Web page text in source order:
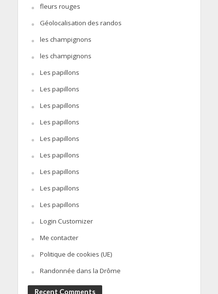
fleurs rouges
Géolocalisation des randos
les champignons
les champignons
Les papillons
Les papillons
Les papillons
Les papillons
Les papillons
Les papillons
Les papillons
Les papillons
Les papillons
Login Customizer
Me contacter
Politique de cookies (UE)
Randonnée dans la Drôme
Recent Comments